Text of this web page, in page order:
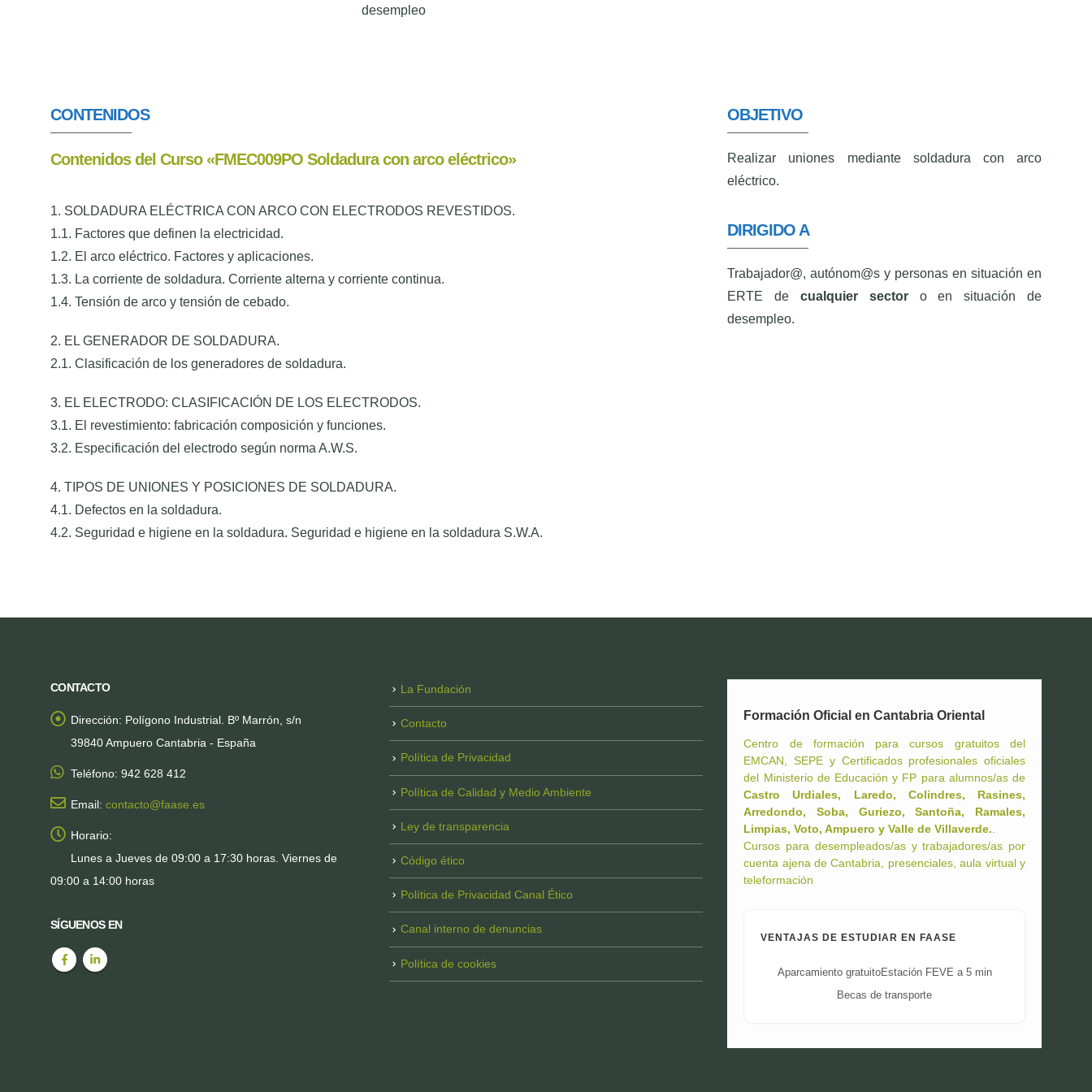
desempleo
CONTENIDOS
Contenidos del Curso «FMEC009PO Soldadura con arco eléctrico»
1. SOLDADURA ELÉCTRICA CON ARCO CON ELECTRODOS REVESTIDOS.
1.1. Factores que definen la electricidad.
1.2. El arco eléctrico. Factores y aplicaciones.
1.3. La corriente de soldadura. Corriente alterna y corriente continua.
1.4. Tensión de arco y tensión de cebado.
2. EL GENERADOR DE SOLDADURA.
2.1. Clasificación de los generadores de soldadura.
3. EL ELECTRODO: CLASIFICACIÓN DE LOS ELECTRODOS.
3.1. El revestimiento: fabricación composición y funciones.
3.2. Especificación del electrodo según norma A.W.S.
4. TIPOS DE UNIONES Y POSICIONES DE SOLDADURA.
4.1. Defectos en la soldadura.
4.2. Seguridad e higiene en la soldadura. Seguridad e higiene en la soldadura S.W.A.
OBJETIVO
Realizar uniones mediante soldadura con arco
eléctrico.
DIRIGIDO A
Trabajador@, autónom@s y personas en situación en
ERTE de cualquier sectoro en situación de
desempleo.
CONTACTO
Dirección: Polígono Industrial. Bº Marrón, s/n
39840 Ampuero Cantabria - España
Teléfono: 942 628 412
Email: contacto@faase.es
Horario:
Lunes a Jueves de 09:00 a 17:30 horas. Viernes de
09:00 a 14:00 horas
SÍGUENOS EN
La Fundación
Contacto
Política de Privacidad
Política de Calidad y Medio Ambiente
Ley de transparencia
Código ético
Política de Privacidad Canal Ético
Canal interno de denuncias
Política de cookies
Formación Oficial en Cantabria Oriental
Centro de formación para cursos gratuitos del
EMCAN, SEPE y Certificados profesionales oficiales
del Ministerio de Educación y FP para alumnos/as de
Castro Urdiales, Laredo, Colindres, Rasines,
Arredondo, Soba, Guriezo, Santoña, Ramales,
Limpias, Voto, Ampuero y Valle de Villaverde..
Cursos para desempleados/as y trabajadores/as por
cuenta ajena de Cantabria, presenciales, aula virtual y
teleformación
VENTAJAS DE ESTUDIAR EN FAASE
Aparcamiento gratuitoEstación FEVE a 5 min
Becas de transporte